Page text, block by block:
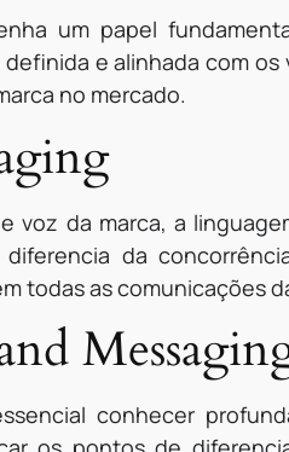
um papel
e alinhada com
no mercado.
da marca, a
da
todas as comunicações
conhecer